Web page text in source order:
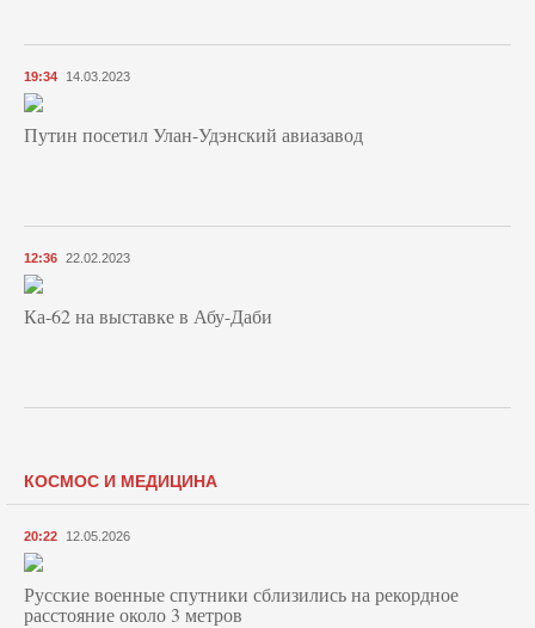
19:34 14.03.2023
Путин посетил Улан-Удэнский авиазавод
12:36 22.02.2023
Ка-62 на выставке в Абу-Даби
КОСМОС И МЕДИЦИНА
20:22 12.05.2026
Русские военные спутники сблизились на рекордное
расстояние около 3 метров